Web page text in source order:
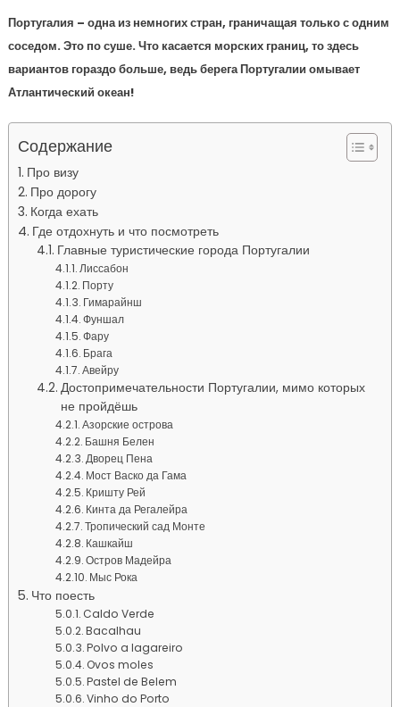
Португалия – одна из немногих стран, граничащая только с одним
соседом. Это по суше. Что касается морских границ, то здесь
вариантов гораздо больше, ведь берега Португалии омывает
Атлантический океан!
Содержание
Про визу
Про дорогу
Когда ехать
Где отдохнуть и что посмотреть
Главные туристические города Португалии
Лиссабон
Порту
Гимарайнш
Фуншал
Фару
Брага
Авейру
Достопримечательности Португалии, мимо которых
не пройдёшь
Азорские острова
Башня Белен
Дворец Пена
Мост Васко да Гама
Кришту Рей
Кинта да Регалейра
Тропический сад Монте
Кашкайш
Остров Мадейра
Мыс Рока
Что поесть
Caldo Verde
Bacalhau
Polvo a lagareiro
Ovos moles
Pastel de Belem
Vinho do Porto